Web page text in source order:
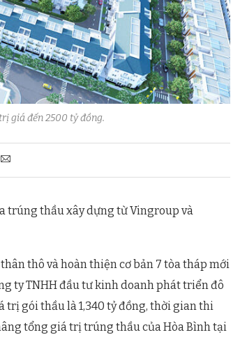
giá đến 2500 tỷ đồng.
trúng thầu xây dựng từ Vingroup và
thô và hoàn thiện cơ bản 7 tòa tháp mới
ty TNHH đầu tư kinh doanh phát triển đô
trị gói thầu là 1,340 tỷ đồng, thời gian thi
tổng giá trị trúng thầu của Hòa Bình tại